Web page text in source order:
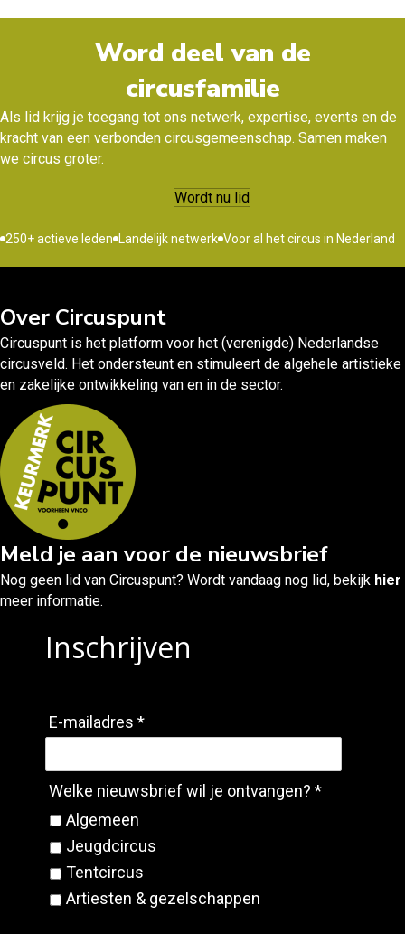
Word deel van de
circusfamilie
Als lid krijg je toegang tot ons netwerk, expertise, events en de
kracht van een verbonden circusgemeenschap. Samen maken
we circus groter.
Wordt nu lid
250+ actieve leden Landelijk netwerk Voor al het circus in Nederland
Over Circuspunt
Circuspunt is het platform voor het (verenigde) Nederlandse
circusveld. Het ondersteunt en stimuleert de algehele artistieke
en zakelijke ontwikkeling van en in de sector.
Meld je aan voor de nieuwsbrief
Nog geen lid van Circuspunt? Wordt vandaag nog lid, bekijk hier
meer informatie.
Inschrijven
E-mailadres *
Welke nieuwsbrief wil je ontvangen? *
Algemeen
Jeugdcircus
Tentcircus
Artiesten & gezelschappen